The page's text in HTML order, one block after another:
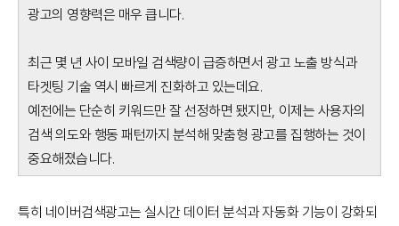
광고의 영향력은 매우 큽니다.
최근 몇 년 사이 모바일 검색량이 급증하면서 광고 노출 방식과
타겟팅 기술 역시 빠르게 진화하고 있는데요.
예전에는 단순히 키워드만 잘 선정하면 됐지만, 이제는 사용자의
검색 의도와 행동 패턴까지 분석해 맞춤형 광고를 집행하는 것이
중요해졌습니다.
특히 네이버검색광고는 실시간 데이터 분석과 자동화 기능이 강화되